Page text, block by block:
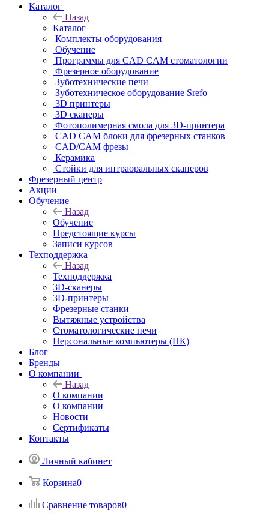
Каталог
Назад
Каталог
Комплекты оборудования
Обучение
Программы для CAD CAM стоматологии
Фрезерное оборудование
Зуботехнические печи
Зуботехническое оборудование Srefo
3D принтеры
3D сканеры
Фотополимерная смола для 3D-принтера
CAD CAM блоки для фрезерных станков
CAD/CAM фрезы
Керамика
Стойки для интраоральных сканеров
Фрезерный центр
Акции
Обучение
Назад
Обучение
Предстоящие курсы
Записи курсов
Техподдержка
Назад
Техподдержка
3D-сканеры
3D-принтеры
Фрезерные станки
Вытяжные устройства
Стоматологические печи
Персональные компьютеры (ПК)
Блог
Бренды
О компании
Назад
О компании
О компании
Новости
Сертификаты
Контакты
Личный кабинет
Корзина0
Сравнение товаров0